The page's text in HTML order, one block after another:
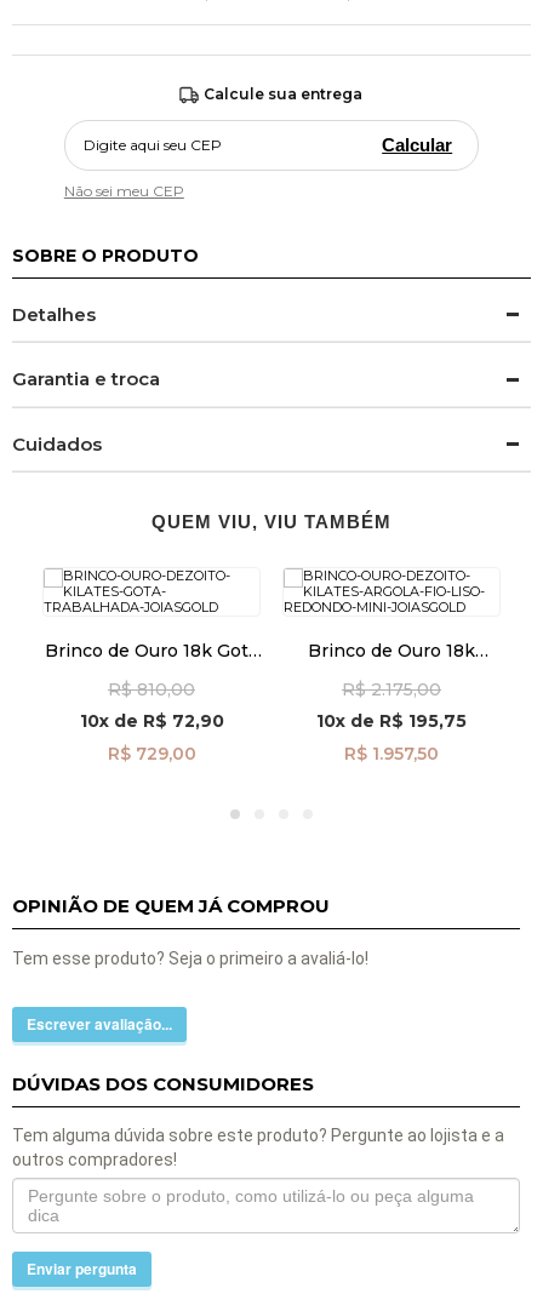
Calcule sua entrega
Calcular
Não sei meu CEP
SOBRE O PRODUTO
Detalhes
Garantia e troca
Cuidados
QUEM VIU, VIU TAMBÉM
Brinco de Ouro 18k Gota
R$ 810,00
10xde R$ 72,90
R$ 729,00
Brinco de Ouro 18k
Mini br29466
R$ 2.175,00
10x de R$ 195,75
R$ 1.957,50
OPINIÃO DE QUEM JÁ COMPROU
Tem esse produto? Seja o primeiro a avaliá-lo!
Escrever avaliação...
DÚVIDAS DOS CONSUMIDORES
Tem alguma dúvida sobre este produto? Pergunte ao lojista e a
outros compradores!
Enviar pergunta